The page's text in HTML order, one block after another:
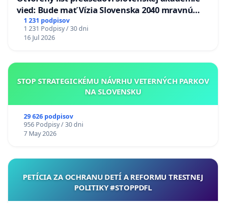
vied: Bude mať Vízia Slovenska 2040 mravnú
chrbticu?
1 231 podpisov
1 231 Podpisy / 30 dni
16 Jul 2026
STOP STRATEGICKÉMU NÁVRHU VETERNÝCH PARKOV
NA SLOVENSKU
29 626 podpisov
956 Podpisy / 30 dni
7 May 2026
PETÍCIA ZA OCHRANU DETÍ A REFORMU TRESTNEJ
POLITIKY #STOPPDFL